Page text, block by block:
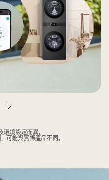
下
頁
境設定而異。
可能與實際產品不同。